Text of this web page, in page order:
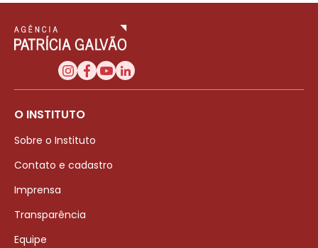
O INSTITUTO
Sobre o Instituto
Contato e cadastro
Imprensa
Transparência
Equipe